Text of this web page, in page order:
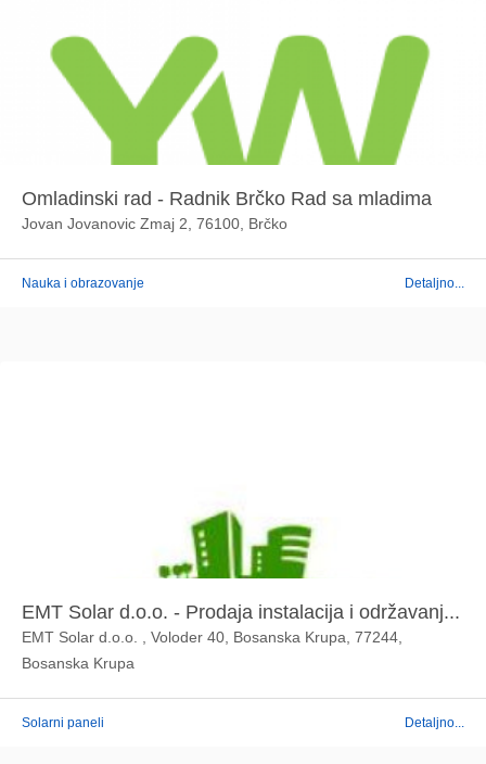
Omladinski rad - Radnik Brčko Rad sa mladima
Jovan Jovanovic Zmaj 2, 76100, Brčko
Nauka i obrazovanje Detaljno...
EMT Solar d.o.o. - Prodaja instalacija i održavanj...
EMT Solar d.o.o. , Voloder 40, Bosanska Krupa, 77244,
Bosanska Krupa
Solarni paneli Detaljno...